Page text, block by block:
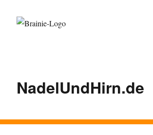
NadelUndHirn.de